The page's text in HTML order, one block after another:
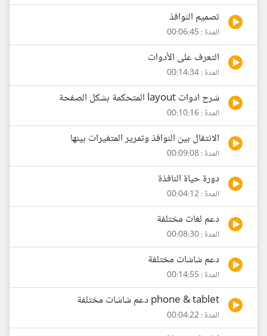
تصميم النوافذ
المدة : 00:06:45
التعرف على الأدوات
المدة : 00:14:34
شرح ادوات layout المتحكمة بشكل الصفحة
المدة : 00:10:16
الانتقال بين النوافذ وتمرير المتغيرات بينها
المدة : 00:09:08
دورة حياة النافذة
المدة : 00:04:12
دعم لغات مختلفة
المدة : 00:08:30
دعم شاشات مختلفة
المدة : 00:14:55
phone & tablet دعم شاشات مختلفة
المدة : 00:04:22